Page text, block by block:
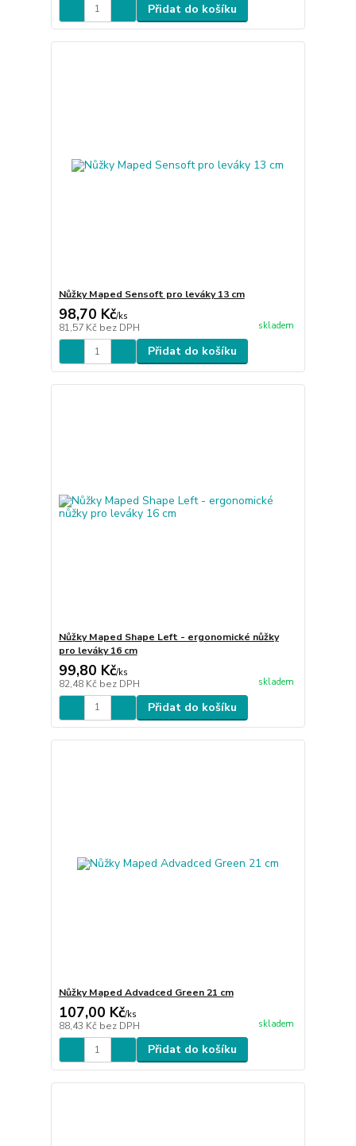
Přidat do košíku
Nůžky Maped Sensoft pro leváky 13 cm
98,70 Kč/ks
81,57 Kč bez DPH skladem
Přidat do košíku
Nůžky Maped Shape Left - ergonomické nůžky
pro leváky 16 cm
99,80 Kč/ks
82,48 Kč bez DPH skladem
Přidat do košíku
Nůžky Maped Advadced Green 21 cm
107,00 Kč/ks
88,43 Kč bez DPH skladem
Přidat do košíku